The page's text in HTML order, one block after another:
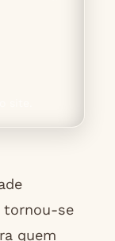
tornou-se
quem